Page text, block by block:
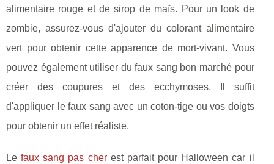
alimentaire rouge et de sirop de maïs. Pour un look de
zombie, assurez-vous d'ajouter du colorant alimentaire
vert pour obtenir cette apparence de mort-vivant. Vous
pouvez également utiliser du faux sang bon marché pour
créer des coupures et des ecchymoses. Il suffit
d'appliquer le faux sang avec un coton-tige ou vos doigts
pour obtenir un effet réaliste.
Lefaux sang pas cherest parfait pour Halloween car il